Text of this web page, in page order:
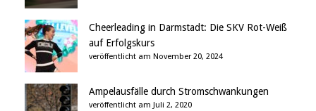
Cheerleading in Darmstadt: Die SKV Rot-Weiß
auf Erfolgskurs
veröffentlicht am November 20, 2024
Ampelausfälle durch Stromschwankungen
veröffentlicht am Juli 2, 2020